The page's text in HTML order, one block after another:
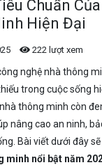
Chuẩn
Hiện Đại
222 lượt xem
nghệ nhà thông
trong cuộc sống
thông minh còn
nâng cao an ninh,
Bài viết dưới đây
minh nổi bật năm